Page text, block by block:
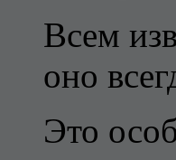
Всем
оно
Это